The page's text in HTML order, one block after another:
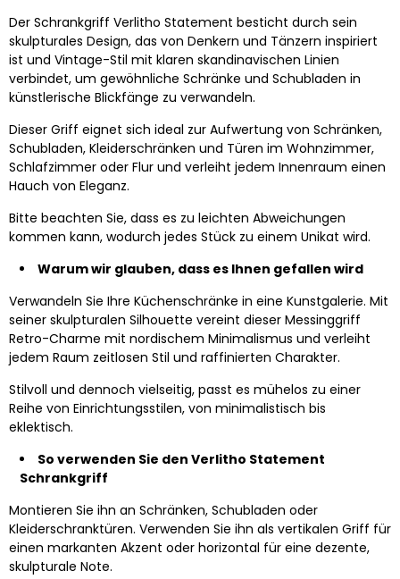
Der Schrankgriff Verlitho Statement besticht durch sein
skulpturales Design, das von Denkern und Tänzern inspiriert
ist und Vintage-Stil mit klaren skandinavischen Linien
verbindet, um gewöhnliche Schränke und Schubladen in
künstlerische Blickfänge zu verwandeln.
Dieser Griff eignet sich ideal zur Aufwertung von Schränken,
Schubladen, Kleiderschränken und Türen im Wohnzimmer,
Schlafzimmer oder Flur und verleiht jedem Innenraum einen
Hauch von Eleganz.
Bitte beachten Sie, dass es zu leichten Abweichungen
kommen kann, wodurch jedes Stück zu einem Unikat wird.
Warum wir glauben, dass es Ihnen gefallen wird
Verwandeln Sie Ihre Küchenschränke in eine Kunstgalerie. Mit
seiner skulpturalen Silhouette vereint dieser Messinggriff
Retro-Charme mit nordischem Minimalismus und verleiht
jedem Raum zeitlosen Stil und raffinierten Charakter.
Stilvoll und dennoch vielseitig, passt es mühelos zu einer
Reihe von Einrichtungsstilen, von minimalistisch bis
eklektisch.
So verwenden Sie den Verlitho Statement
Schrankgriff
Montieren Sie ihn an Schränken, Schubladen oder
Kleiderschranktüren. Verwenden Sie ihn als vertikalen Griff für
einen markanten Akzent oder horizontal für eine dezente,
skulpturale Note.